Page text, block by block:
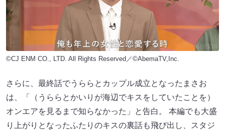
©CJ ENM CO., LTD. All Rights Reserved／©AbemaTV,Inc.
さらに、最終話でうららとカップル成立となったまさお
は、「（うららとかいりが海辺でキスをしていたことを）
オンエアを見るまで知らなかった」と告白。 本編でも大盛
り上がりとなったふたりのキスの裏話も飛び出し、スタジ